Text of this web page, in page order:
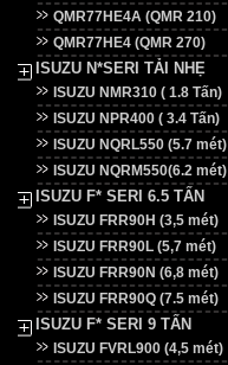
QMR77HE4A (QMR 210)
QMR77HE4 (QMR 270)
ISUZU N*SERI TẢI NHẸ
ISUZU NMR310 ( 1.8 Tấn)
ISUZU NPR400 ( 3.4 Tấn)
ISUZU NQRL550 (5.7 mét)
ISUZU NQRM550(6.2 mét)
ISUZU F* SERI 6.5 TẤN
ISUZU FRR90H (3,5 mét)
ISUZU FRR90L (5,7 mét)
ISUZU FRR90N (6,8 mét)
ISUZU FRR90Q (7.5 mét)
ISUZU F* SERI 9 TẤN
ISUZU FVRL900 (4,5 mét)